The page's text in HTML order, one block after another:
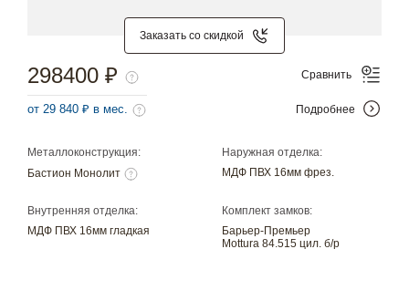
Заказать со скидкой
Металлоконструкция:
Бастион Монолит
Наружная отделка:
МДФ ПВХ 16мм фрез.
Внутренняя отделка:
МДФ ПВХ 16мм гладкая
Комплект замков:
Барьер-Премьер
Mottura 84.515 цил. б/р
298400 ₽
от 29 840 ₽ в мес.
Сравнить
Подробнее